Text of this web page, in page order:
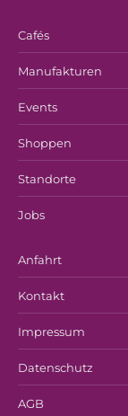
Cafés
Manufakturen
Events
Shoppen
Standorte
Jobs
Anfahrt
Kontakt
Impressum
Datenschutz
AGB